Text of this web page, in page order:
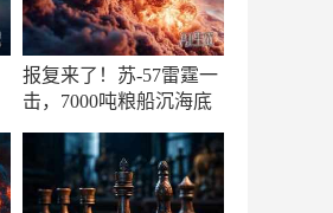
报复来了！苏-57雷霆一
击，7000吨粮船沉海底